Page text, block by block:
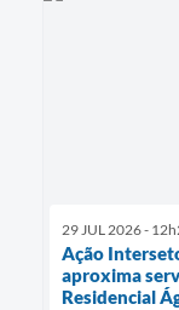
29 JUL 2026 -
Ação
aproxima
Residencial